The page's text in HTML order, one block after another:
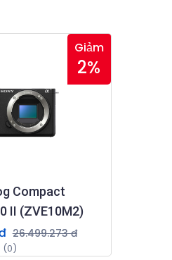
Giảm
2%
Compact
II (ZVE10M2)
26.499.273 đ
(0)